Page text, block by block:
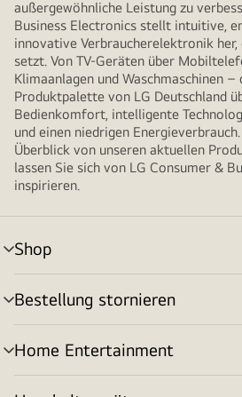
außergewöhnliche Leistung zu
Business Electronics stellt intuitive,
innovative Verbraucherelektronik her,
setzt. Von TV-Geräten über
Klimaanlagen und Waschmaschinen
Produktpalette von LG Deutschland
Bedienkomfort, intelligente
und einen niedrigen
Überblick von unseren aktuellen
lassen Sie sich von LG Consumer &
inspirieren.
Shop
Menü
umschalten
Bestellung stornieren
Menü
umschalten
Home Entertainment
Menü
umschalten